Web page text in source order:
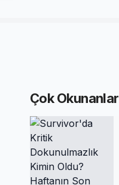
Çok Okunanlar